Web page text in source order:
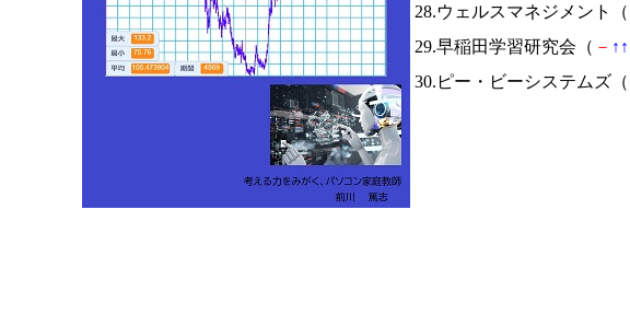
28.ウェルスマネジメント（
29.早稲田学習研究会（ － ↑ ↑
30.ピー・ビーシステムズ（